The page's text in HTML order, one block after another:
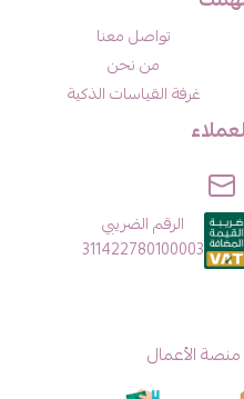
تواصل معنا
من نحن
غرفة القياسات الذكية
الرقم الضريبي
311422780100003
الأعمال